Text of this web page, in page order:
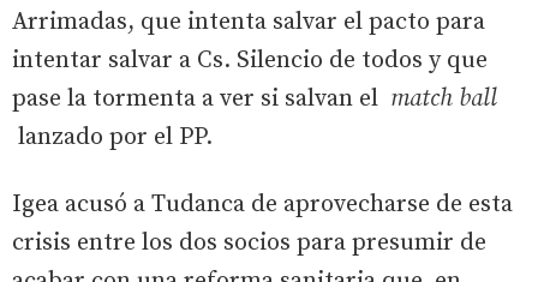
Arrimadas, que intenta salvar el pacto para
intentar salvar a Cs. Silencio de todos y que
pase la tormenta a ver si salvan el match ball
lanzado por el PP.
Igea acusó a Tudanca de aprovecharse de esta
crisis entre los dos socios para presumir de